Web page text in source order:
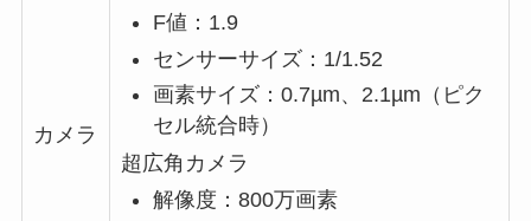
カメラ
F値：1.9
センサーサイズ：1/1.52
画素サイズ：0.7µm、2.1µm（ピク
セル統合時）
超広角カメラ
解像度：800万画素